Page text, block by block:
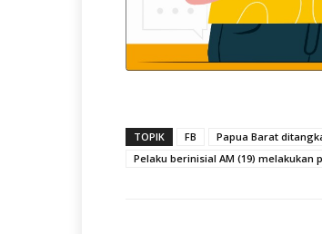
TOPIK FB
Papua Barat
Pelaku berinisial AM (19)